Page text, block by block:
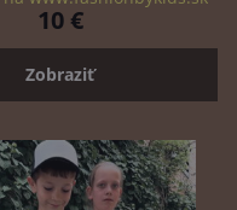
10 €
Zobraziť